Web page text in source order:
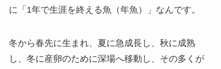
に「1年で生涯を終える魚（年魚）」なんです。
冬から春先に生まれ、夏に急成長し、秋に成熟
し、冬に産卵のために深場へ移動し、その多くが